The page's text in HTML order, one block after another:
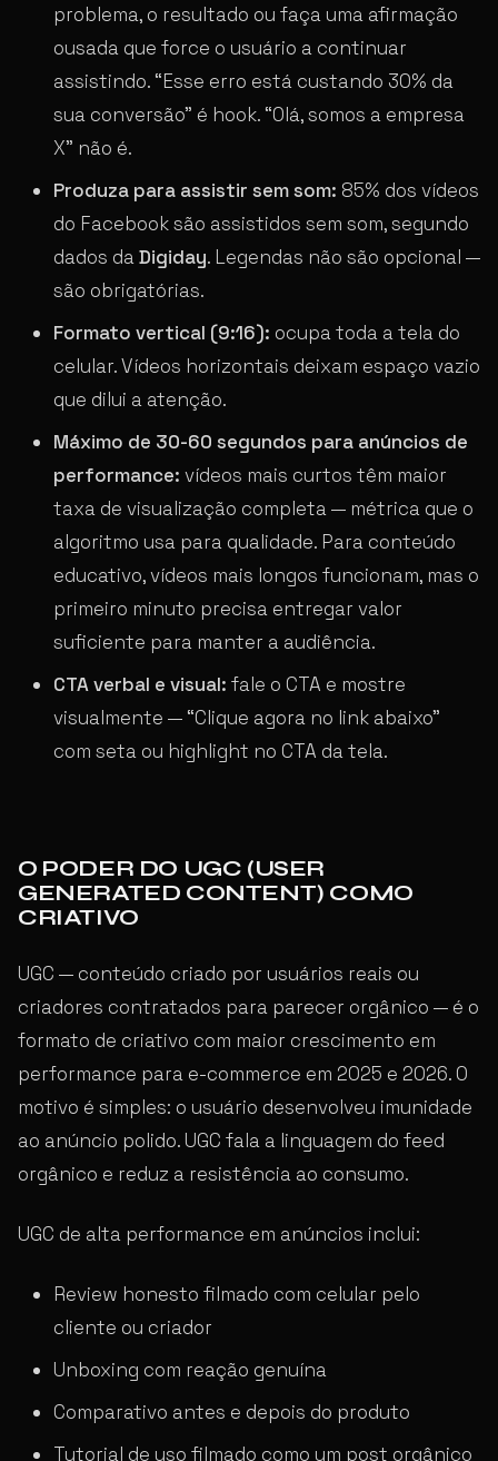
problema, o resultado ou faça uma afirmação
ousada que force o usuário a continuar
assistindo. “Esse erro está custando 30% da
sua conversão” é hook. “Olá, somos a empresa
X” não é.
Produza para assistir sem som: 85% dos vídeos
do Facebook são assistidos sem som, segundo
dados daDigiday. Legendas não são opcional —
são obrigatórias.
Formato vertical (9:16): ocupa toda a tela do
celular. Vídeos horizontais deixam espaço vazio
que dilui a atenção.
Máximo de 30-60 segundos para anúncios de
performance: vídeos mais curtos têm maior
taxa de visualização completa — métrica que o
algoritmo usa para qualidade. Para conteúdo
educativo, vídeos mais longos funcionam, mas o
primeiro minuto precisa entregar valor
suficiente para manter a audiência.
CTA verbal e visual: fale o CTA e mostre
visualmente — “Clique agora no link abaixo”
com seta ou highlight no CTA da tela.
O PODER DO UGC (USER
GENERATED CONTENT) COMO
CRIATIVO
UGC — conteúdo criado por usuários reais ou
criadores contratados para parecer orgânico — é o
formato de criativo com maior crescimento em
performance para e-commerce em 2025 e 2026. O
motivo é simples: o usuário desenvolveu imunidade
ao anúncio polido. UGC fala a linguagem do feed
orgânico e reduz a resistência ao consumo.
UGC de alta performance em anúncios inclui:
Review honesto filmado com celular pelo
cliente ou criador
Unboxing com reação genuína
Comparativo antes e depois do produto
Tutorial de uso filmado como um post orgânico